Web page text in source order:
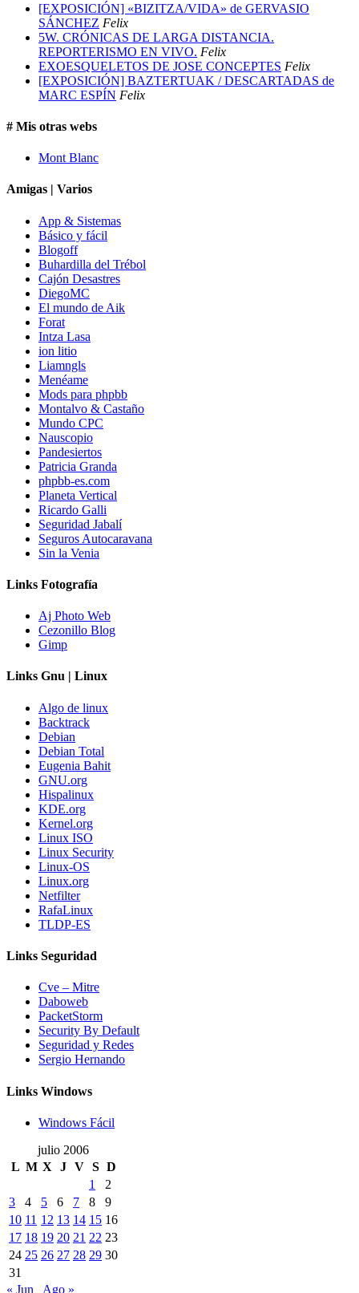
[EXPOSICIÓN] «BIZITZA/VIDA» de GERVASIO
SÁNCHEZ Felix
5W. CRÓNICAS DE LARGA DISTANCIA.
REPORTERISMO EN VIVO. Felix
EXOESQUELETOS DE JOSE CONCEPTES Felix
[EXPOSICIÓN] BAZTERTUAK / DESCARTADAS de
MARC ESPÍN Felix
# Mis otras webs
Mont Blanc
Amigas | Varios
App & Sistemas
Básico y fácil
Blogoff
Buhardilla del Trébol
Cajón Desastres
DiegoMC
El mundo de Aik
Forat
Intza Lasa
ion litio
Liamngls
Menéame
Mods para phpbb
Montalvo & Castaño
Mundo CPC
Nauscopio
Pandesiertos
Patricia Granda
phpbb-es.com
Planeta Vertical
Ricardo Galli
Seguridad Jabalí
Seguros Autocaravana
Sin la Venia
Links Fotografía
Aj Photo Web
Cezonillo Blog
Gimp
Links Gnu | Linux
Algo de linux
Backtrack
Debian
Debian Total
Eugenia Bahit
GNU.org
Hispalinux
KDE.org
Kernel.org
Linux ISO
Linux Security
Linux-OS
Linux.org
Netfilter
RafaLinux
TLDP-ES
Links Seguridad
Cve – Mitre
Daboweb
PacketStorm
Security By Default
Seguridad y Redes
Sergio Hernando
Links Windows
Windows Fácil
julio 2006
L M X J V S D
1
2
3
4 5 6 7 8
9
10 11 12 13 14 15 16
17 18 19 20 21 22 23
24 25 26 27 28 29 30
31
« Jun
Ago »